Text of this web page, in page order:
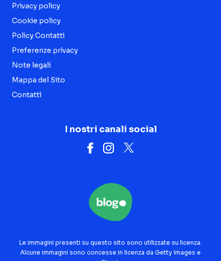
Privacy policy
Cookie policy
Policy Contatti
Preferenze privacy
Note legali
Mappa del Sito
Contatti
I nostri canali social
Le immagini presenti su questo sito sono utilizzate su licenza.
Alcune immagini sono concesse in licenza da Getty Images e